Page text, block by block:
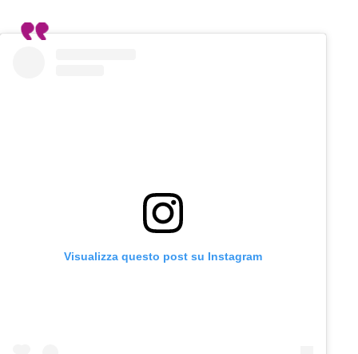
Visualizza questo post su Instagram